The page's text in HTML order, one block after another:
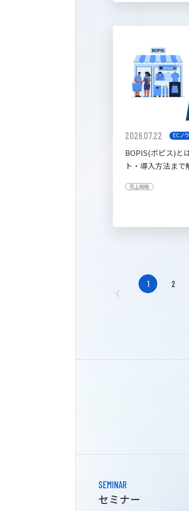
2026.07.22 ECノ
BOPIS(ボピス)と
ト・導入方法まで
売上戦略
1 2
SEMINAR
セミナー